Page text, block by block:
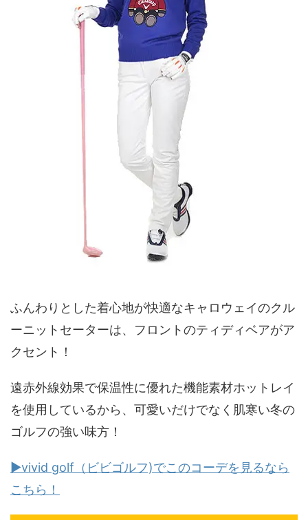
ふんわりとした着心地が快適なキャロウェイのクル
ーニットセーターは、フロントのティディベアがア
クセント！
遠赤外線効果で保温性に優れた機能素材ホットレイ
を使用しているから、可愛いだけでなく肌寒い冬の
ゴルフの強い味方！
▶vivid golf（ビビゴルフ)でこのコーデを見るなら
こちら！